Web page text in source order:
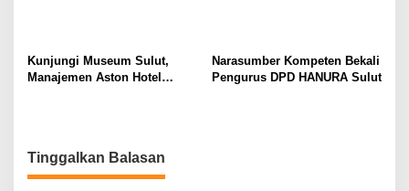
Kunjungi Museum Sulut,
Manajemen Aston Hotel
Narasumber Kompeten Bekali
Pengurus DPD HANURA Sulut
Tinggalkan Balasan